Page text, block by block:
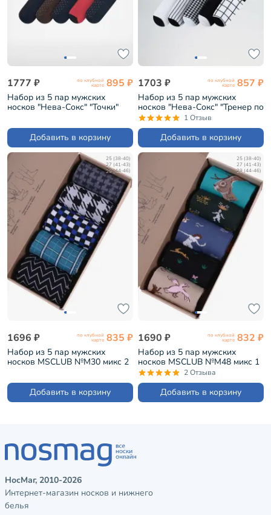
1777 ₽ по клубной
карте 895 ₽
Набор из 5 пар мужских
носков "Нева-Сокс" "Точки"
Добавить в корзину
1703 ₽ по клубной
карте 857 ₽
Набор из 5 пар мужских
носков "Нева-Сокс" "Тренер по
гольфу" (НС-5-НМ219)
1 Отзыв
Добавить в корзину
25 (38-40)
27 (41-43)
29 (44-46)
1696 ₽ по клубной
карте 835 ₽
Набор из 5 пар мужских
носков MSCLUB №М30 микс 2
Добавить в корзину
25 (38-40)
27 (41-43)
29 (44-46)
1690 ₽ по клубной
карте 832 ₽
Набор из 5 пар мужских
носков MSCLUB №М48 микс 1
(ВИ5-НМ48)2 Отзыва
Добавить в корзину
НосМаг, 2010-2026
Интернет-магазин носков и нижнего
белья